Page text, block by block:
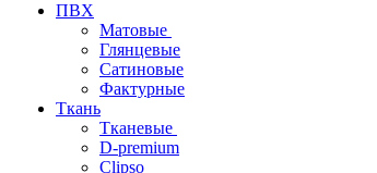
ПВХ
Матовые
Глянцевые
Сатиновые
Фактурные
Ткань
Тканевые
D-premium
Clipso